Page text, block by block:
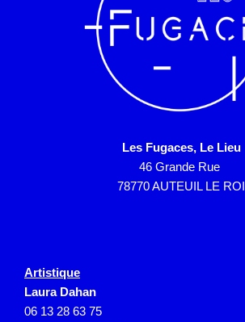
Les Fugaces, Le Lieu
46 Grande Rue
78770 AUTEUIL LE ROI
Artistique
Laura Dahan
06 13 28 63 75